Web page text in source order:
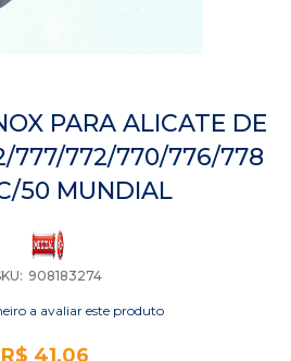
PARA ALICATE DE
777/772/770/776/778
50 MUNDIAL
908183274
a avaliar este produto
R$ 41,06